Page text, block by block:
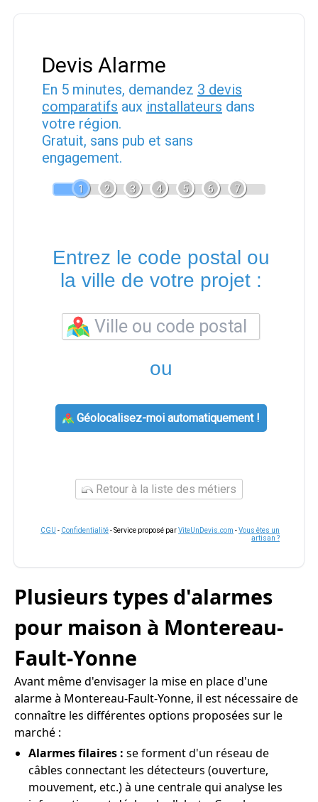
Devis Alarme
En 5 minutes, demandez 3 devis
comparatifs aux installateurs dans
votre région.
Gratuit, sans pub et sans
engagement.
1 2 3 4 5 6 7
Entrez le code postal ou
la ville de votre projet :
ou
Géolocalisez-moi automatiquement !
Retour à la liste des métiers
CGU - Confidentialité- Service proposé parViteUnDevis.com -Vous êtes un
artisan ?
Plusieurs types d'alarmes
pour maison à Montereau-
Fault-Yonne
Avant même d'envisager la mise en place d'une
alarme à Montereau-Fault-Yonne, il est nécessaire de
connaître les différentes options proposées sur le
marché :
Alarmes filaires : se forment d'un réseau de
câbles connectant les détecteurs (ouverture,
mouvement, etc.) à une centrale qui analyse les